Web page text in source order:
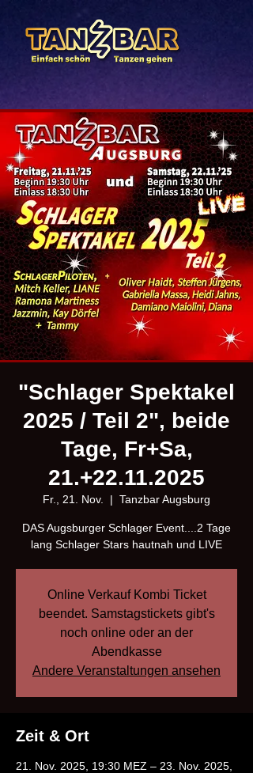
"Schlager Spektakel
2025 / Teil 2", beide
Tage, Fr+Sa,
21.+22.11.2025
Fr., 21. Nov.
  |
Tanzbar Augsburg
DAS Augsburger Schlager Event....2 Tage
lang Schlager Stars hautnah und LIVE
Online Verkauf Kombi Ticket
beendet. Samstagstickets gibt's
noch online oder an der
Abendkasse
Andere Veranstaltungen ansehen
Zeit & Ort
21. Nov. 2025, 19:30 MEZ – 23. Nov. 2025,